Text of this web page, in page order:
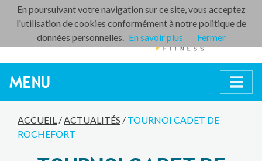
MENU
ACCUEIL / ACTUALITÉS / TOURNOI CADET DE
ROCHEFORT
En poursuivant votre navigation sur ce site, vous acceptez
l'utilisation de cookies conformément à notre politique de
données personnelles. En savoir plus Fermer